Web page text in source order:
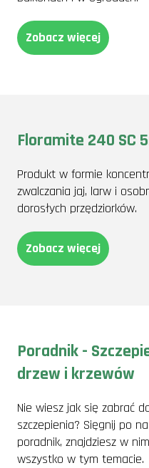
Zobacz więcej
Floramite 240 SC
Produkt w formie
zwalczania jaj, larw i
dorosłych przędziorków.
Zobacz więcej
Poradnik -
drzew i krzewów
Nie wiesz jak się zabrać
szczepienia? Sięgnij po
poradnik, znajdziesz w nim
wszystko w tym temacie.